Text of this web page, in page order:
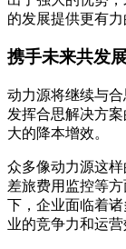
的发展提供更有力
携手未来共发
动力源将继续与
发挥合思解决方
大的降本增效。
众多像动力源这
差旅费用监控等
下，企业面临着
业的竞争力和运营